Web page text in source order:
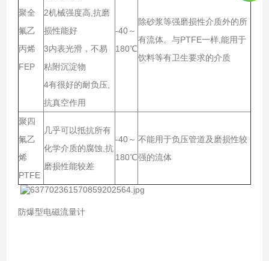
聚全
氟乙
丙烯
FEP
2机械强度高,抗磨
损性能好
3内表光滑，不易
粘附沉淀物
4有很好的耐负压,
抗真空作用
-40～
180℃
除砂浆等强磨损性介质外的所
有流体。与PTFE一样,能用于
饮料等有卫生要求的介质
聚四
氟乙
烯
PTFE
几乎可以抵抗所有
化学介质的腐蚀,抗
磨损性能较差
-40～
180℃
不能用于负压管道及磨损性较
强的流体
防爆型电磁流量计